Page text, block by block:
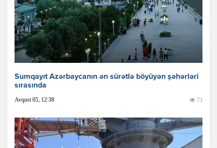
Sumqayıt Azərbaycanın ən sürətlə böyüyən şəhərləri
sırasında
Avqust 05, 12:38 73